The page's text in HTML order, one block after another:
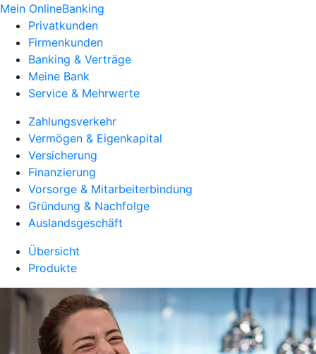
Mein OnlineBanking
Privatkunden
Firmenkunden
Banking & Verträge
Meine Bank
Service & Mehrwerte
Zahlungsverkehr
Vermögen & Eigenkapital
Versicherung
Finanzierung
Vorsorge & Mitarbeiterbindung
Gründung & Nachfolge
Auslandsgeschäft
Übersicht
Produkte